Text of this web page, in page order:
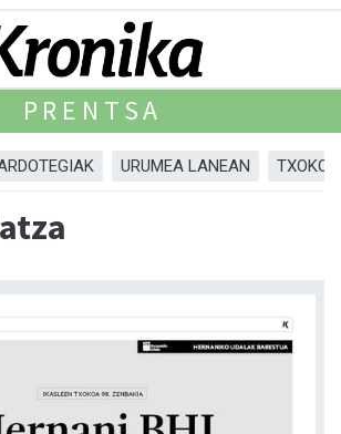
PRENTSA
URUMEA LANEAN